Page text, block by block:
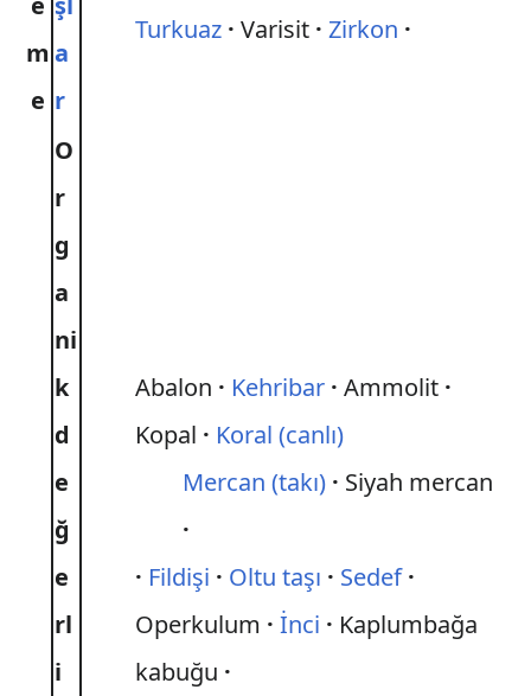
m
e
a
r
Turkuaz Varisit Zirkon
O
r
g
a
ni
k
d
e
ğ
e
rl
i
Abalon Kehribar Ammolit
Kopal
Koral (canlı)
Mercan (takı)
Siyah mercan
Fildişi Oltu taşı
Sedef
Operkulum
İnci
Kaplumbağa
kabuğu